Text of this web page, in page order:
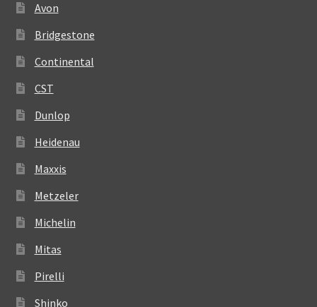
Avon
Bridgestone
Continental
CST
Dunlop
Heidenau
Maxxis
Metzeler
Michelin
Mitas
Pirelli
Shinko